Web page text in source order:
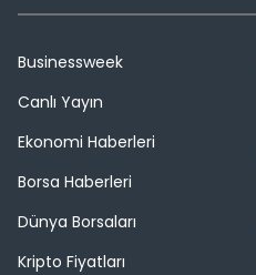
Businessweek
Canlı Yayın
Ekonomi Haberleri
Borsa Haberleri
Dünya Borsaları
Kripto Fiyatları